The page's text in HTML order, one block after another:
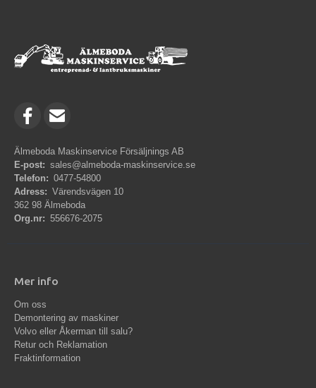
Älmeboda Maskinservice Försäljnings AB
E-post: sales@almeboda-maskinservice.se
Telefon: 0477-54800
Adress: Värendsvägen 10
362 98 Älmeboda
Org.nr: 556676-2075
Mer info
Om oss
Demontering av maskiner
Volvo eller Åkerman till salu?
Retur och Reklamation
Fraktinformation